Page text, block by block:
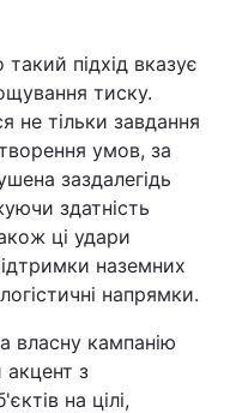
підхід вказує
тиску.
не тільки завдання
умов, за
заздалегідь
здатність
ці удари
наземних
напрямки.
власну кампанію
акцент з
на цілі,